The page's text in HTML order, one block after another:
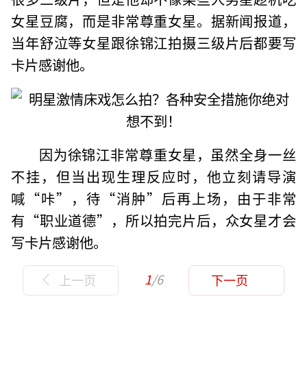
女星豆腐，而是非常尊重女星。据新闻报道，
当年舒泣等女星跟徐锦江拍摄三级片后都要写
卡片感谢他。
因为徐锦江非常尊重女星，虽然全身一丝
不挂，但当出现生理反应时，他立刻请导演
喊“咔”，待“消肿”后再上场，由于非常
有“职业道德”，所以拍完片后，众女星才会
写卡片感谢他。
上一页 1/6 下一页